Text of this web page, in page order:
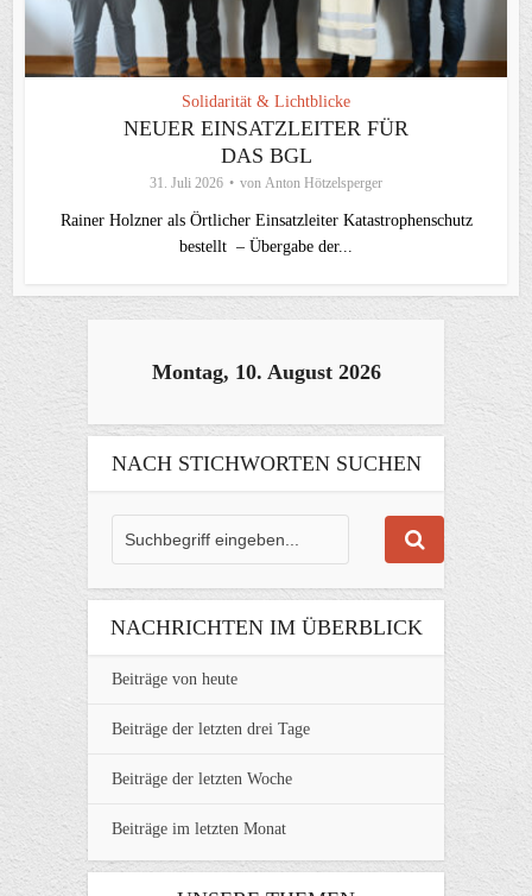
Solidarität & Lichtblicke
NEUER EINSATZLEITER FÜR
DAS BGL
31. Juli 2026 von Anton Hötzelsperger
Rainer Holzner als Örtlicher Einsatzleiter Katastrophenschutz
bestellt – Übergabe der...
Montag, 10. August 2026
NACH STICHWORTEN SUCHEN
NACHRICHTEN IM ÜBERBLICK
Beiträge von heute
Beiträge der letzten drei Tage
Beiträge der letzten Woche
Beiträge im letzten Monat